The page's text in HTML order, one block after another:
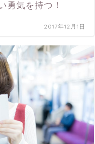
勇気を持つ！
2017年12月1日